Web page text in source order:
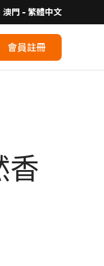
澳門 - 繁體中文
會員註冊
香